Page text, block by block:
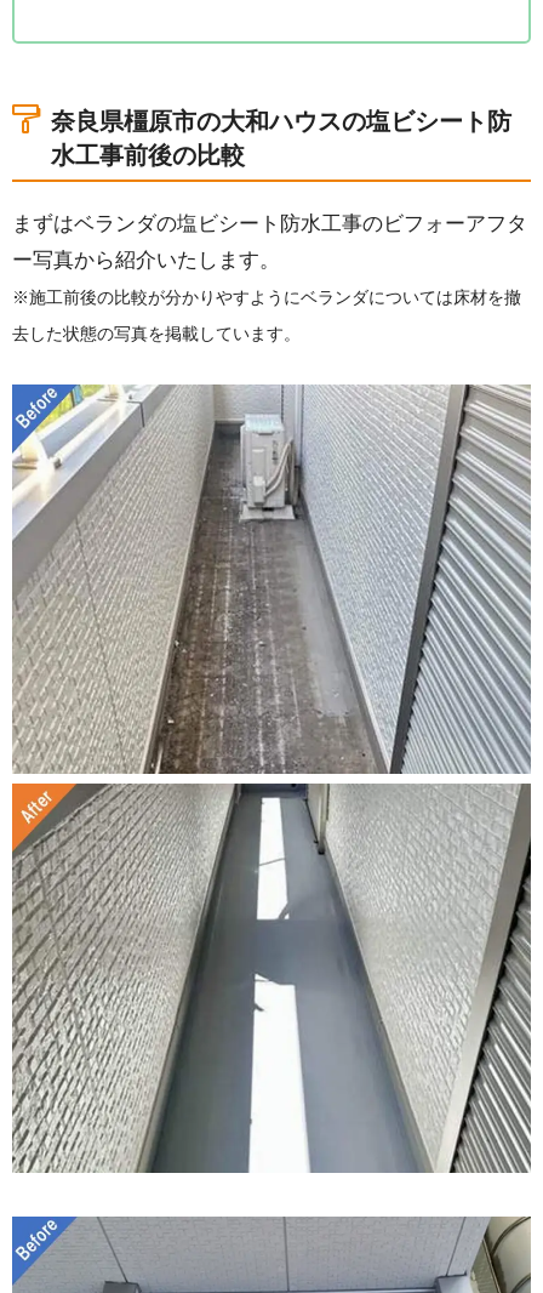
1.奈良県橿原市の大和ハウスの塩ビシート防水工事
2.大和ハウスのベランダ防水層の調査
3.ベランダと庇へ塩ビシート防水（絶縁工法）を実
施
4.大和ハウスのベランダと庇の塩ビシート防水の完
工
5.その他の大和ハウスの塩ビシート防水の事例
奈良県橿原市の大和ハウスの塩ビシート防
水工事前後の比較
まずはベランダの塩ビシート防水工事のビフォーアフタ
ー写真から紹介いたします。
※施工前後の比較が分かりやすようにベランダについては床材を撤
去した状態の写真を掲載しています。